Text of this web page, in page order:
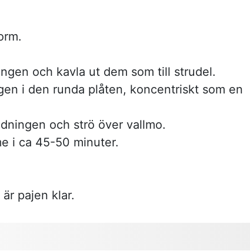
och kavla ut dem som till strudel.
i den runda plåten, koncentriskt som en
och strö över vallmo.
i ca 45-50 minuter.
pajen klar.